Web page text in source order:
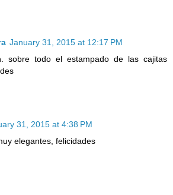
January 31, 2015 at 12:17 PM
sobre todo el estampado de las cajitas
31, 2015 at 4:38 PM
elegantes, felicidades